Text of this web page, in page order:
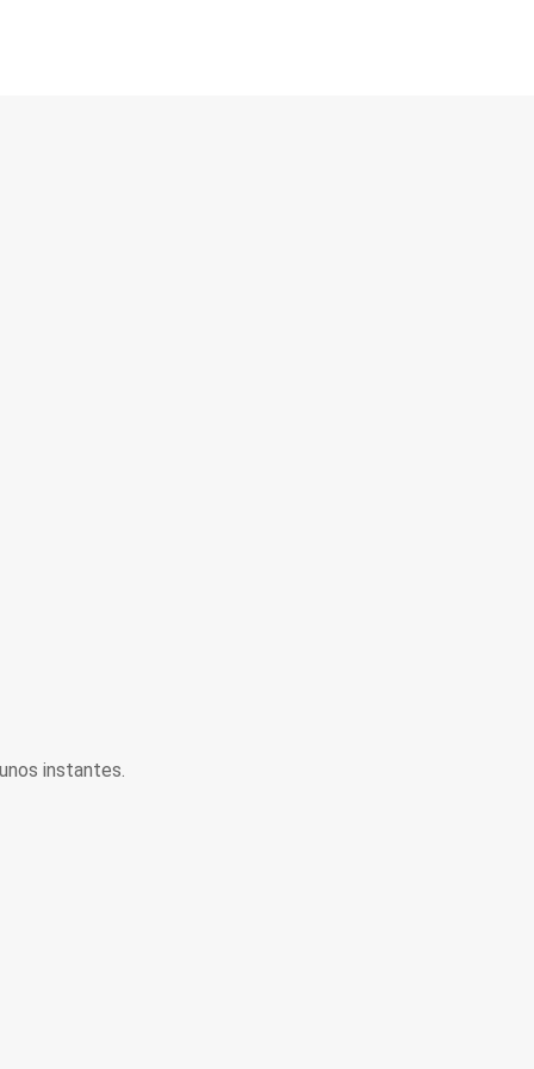
instantes.